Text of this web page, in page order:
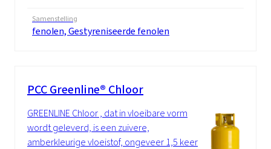
Samenstelling
fenolen, Gestyreniseerde fenolen
PCC Greenline® Chloor
GREENLINE Chloor , dat in vloeibare vorm
wordt geleverd, is een zuivere,
amberkleurige vloeistof, ongeveer 1,5 keer